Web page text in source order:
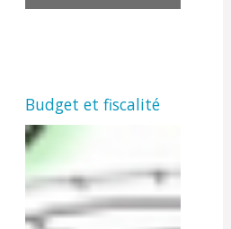
Budget et fiscalité